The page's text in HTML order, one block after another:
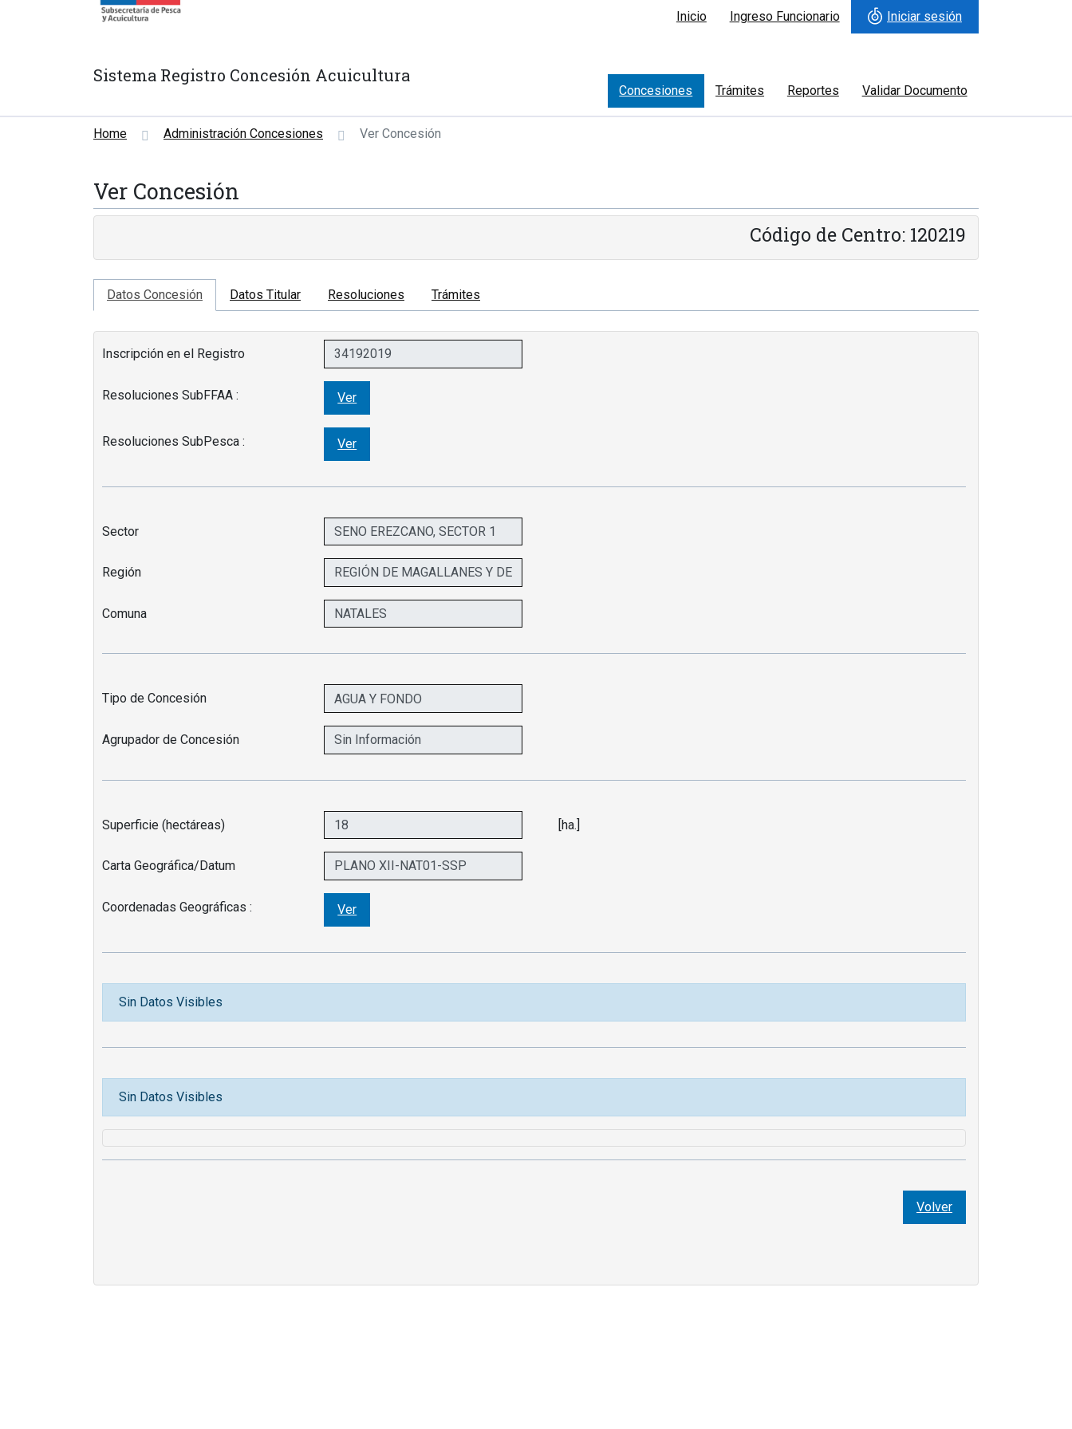
Sistema Registro Concesión Acuicultura
Inicio Ingreso Funcionario Iniciar sesión
Concesiones Trámites Reportes Validar Documento
Home Administración Concesiones Ver Concesión
Ver Concesión
Código de Centro: 120219
Datos Concesión Datos Titular Resoluciones Trámites
Inscripción en el Registro
Resoluciones SubFFAA : Ver
Resoluciones SubPesca : Ver
Sector
Región
Comuna
Tipo de Concesión
Agrupador de Concesión
Superficie (hectáreas) [ha.]
Carta Geográfica/Datum
Coordenadas Geográficas : Ver
Sin Datos Visibles
Sin Datos Visibles
Volver